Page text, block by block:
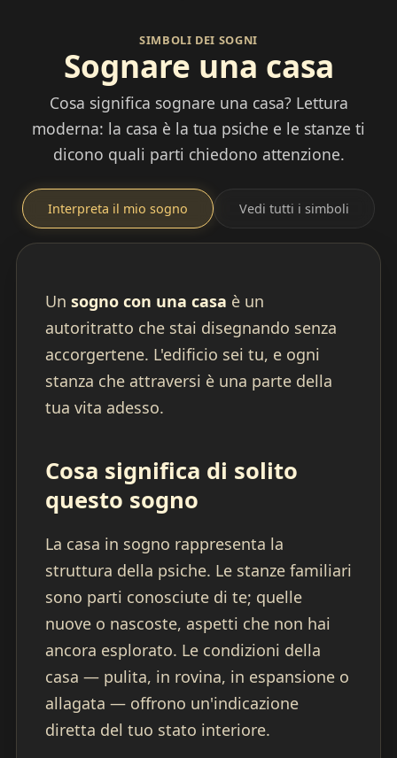
SIMBOLI DEI SOGNI
Sognare una casa
Cosa significa sognare una casa? Lettura
moderna: la casa è la tua psiche e le stanze ti
dicono quali parti chiedono attenzione.
Interpreta il mio sogno Vedi tutti i simboli
Un sogno con una casa è un
autoritratto che stai disegnando senza
accorgertene. L'edificio sei tu, e ogni
stanza che attraversi è una parte della
tua vita adesso.
Cosa significa di solito
questo sogno
La casa in sogno rappresenta la
struttura della psiche. Le stanze familiari
sono parti conosciute di te; quelle
nuove o nascoste, aspetti che non hai
ancora esplorato. Le condizioni della
casa — pulita, in rovina, in espansione o
allagata — offrono un'indicazione
diretta del tuo stato interiore.